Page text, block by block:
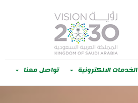
الخدمات الالكترونية تواصل معنا